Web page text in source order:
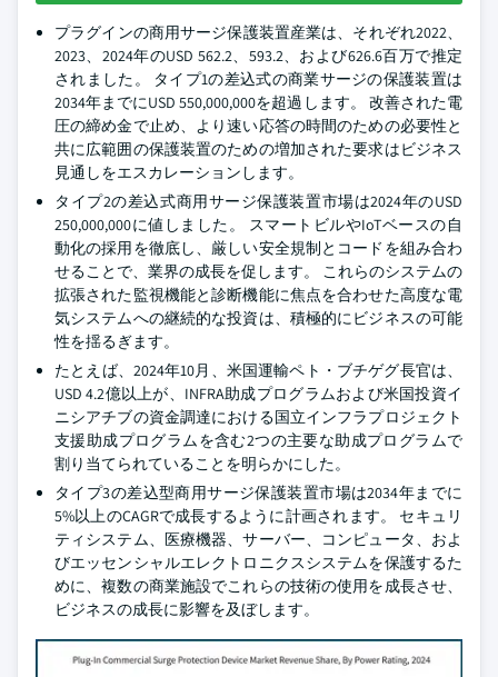
プラグインの商用サージ保護装置産業は、それぞれ2022、
2023、2024年のUSD 562.2、593.2、および626.6百万で推定
されました。 タイプ1の差込式の商業サージの保護装置は
2034年までにUSD 550,000,000を超過します。 改善された電
圧の締め金で止め、より速い応答の時間のための必要性と
共に広範囲の保護装置のための増加された要求はビジネス
見通しをエスカレーションします。
タイプ2の差込式商用サージ保護装置市場は2024年のUSD
250,000,000に値しました。 スマートビルやIoTベースの自
動化の採用を徹底し、厳しい安全規制とコードを組み合わ
せることで、業界の成長を促します。 これらのシステムの
拡張された監視機能と診断機能に焦点を合わせた高度な電
気システムへの継続的な投資は、積極的にビジネスの可能
性を揺るぎます。
たとえば、2024年10月、米国運輸ペト・ブチゲグ長官は、
USD 4.2億以上が、INFRA助成プログラムおよび米国投資イ
ニシアチブの資金調達における国立インフラプロジェクト
支援助成プログラムを含む2つの主要な助成プログラムで
割り当てられていることを明らかにした。
タイプ3の差込型商用サージ保護装置市場は2034年までに
5%以上のCAGRで成長するように計画されます。 セキュリ
ティシステム、医療機器、サーバー、コンピュータ、およ
びエッセンシャルエレクトロニクスシステムを保護するた
めに、複数の商業施設でこれらの技術の使用を成長させ、
ビジネスの成長に影響を及ぼします。